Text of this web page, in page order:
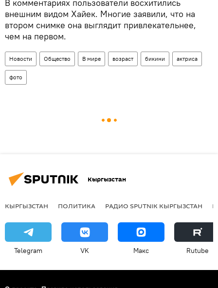
В комментариях пользователи восхитились
внешним видом Хайек. Многие заявили, что на
втором снимке она выглядит привлекательнее,
чем на первом.
Новости Общество В мире возраст бикини актриса
фото
Кыргызстан
КЫРГЫЗСТАН ПОЛИТИКА РАДИО SPUTNIK КЫРГЫЗСТАН
Telegram VK Макс Rutube